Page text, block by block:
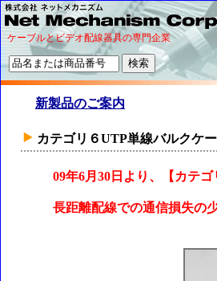
ケーブルとビデオ配線器具の専門企業
新製品のご案内
カテゴリ６UTP単線バルクケ
09年6月30日より、【カテ
長距離配線での通信損失の